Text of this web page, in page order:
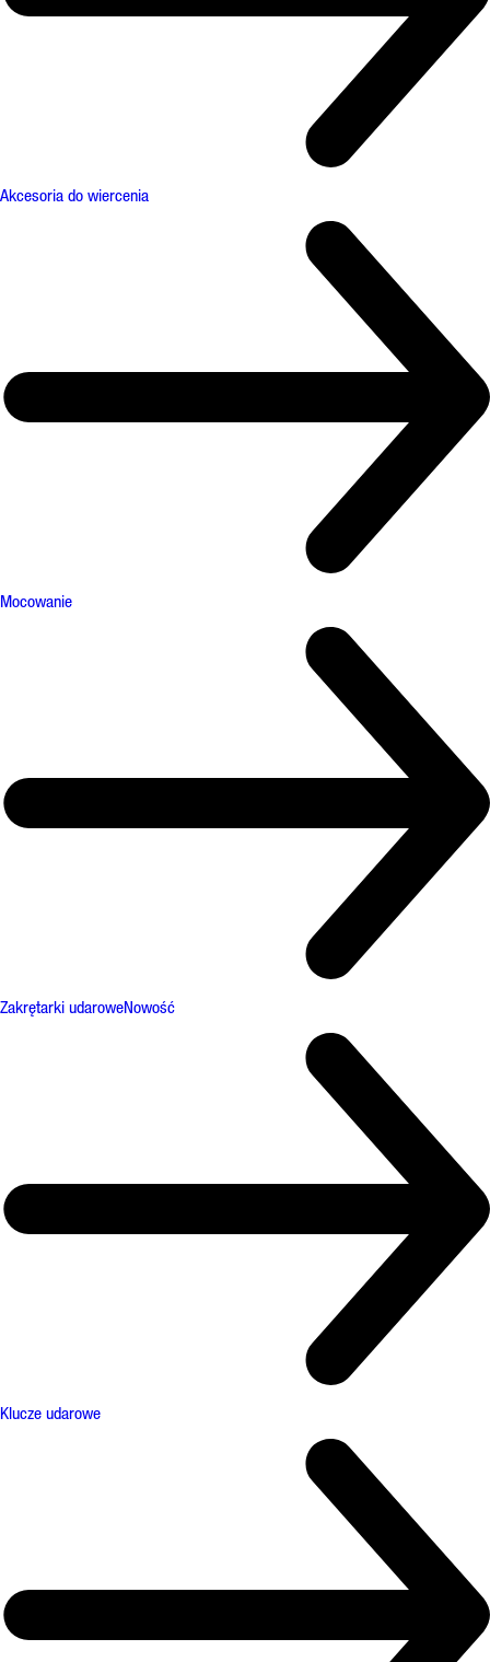
Akcesoria do wiercenia
Mocowanie
Zakrętarki udaroweNowość
Klucze udarowe